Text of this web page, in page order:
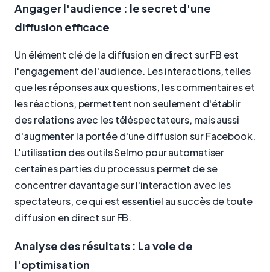
Angager l'audience : le secret d'une
diffusion efficace
Un élément clé de la diffusion en direct sur FB est
l'engagement de l'audience. Les interactions, telles
que les réponses aux questions, les commentaires et
les réactions, permettent non seulement d'établir
des relations avec les téléspectateurs, mais aussi
d'augmenter la portée d'une diffusion sur Facebook.
L'utilisation des outils Selmo pour automatiser
certaines parties du processus permet de se
concentrer davantage sur l'interaction avec les
spectateurs, ce qui est essentiel au succès de toute
diffusion en direct sur FB.
Analyse des résultats : La voie de
l'optimisation